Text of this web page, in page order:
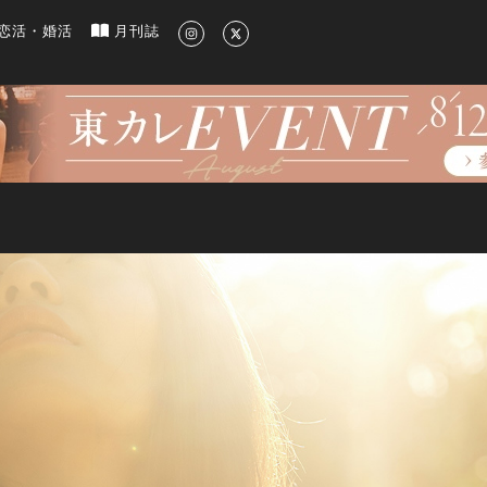
ルメ、洗練されたライフスタイル情報
活・婚活 月刊誌